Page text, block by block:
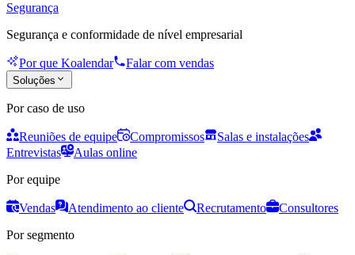
Segurança
Segurança e conformidade de nível empresarial
Por que Koalendar Falar com vendas
Soluções
Por caso de uso
Reuniões de equipe Compromissos
Salas e instalações
Entrevistas
Aulas online
Por equipe
Vendas Atendimento ao cliente Recrutamento
Consultores
Por segmento